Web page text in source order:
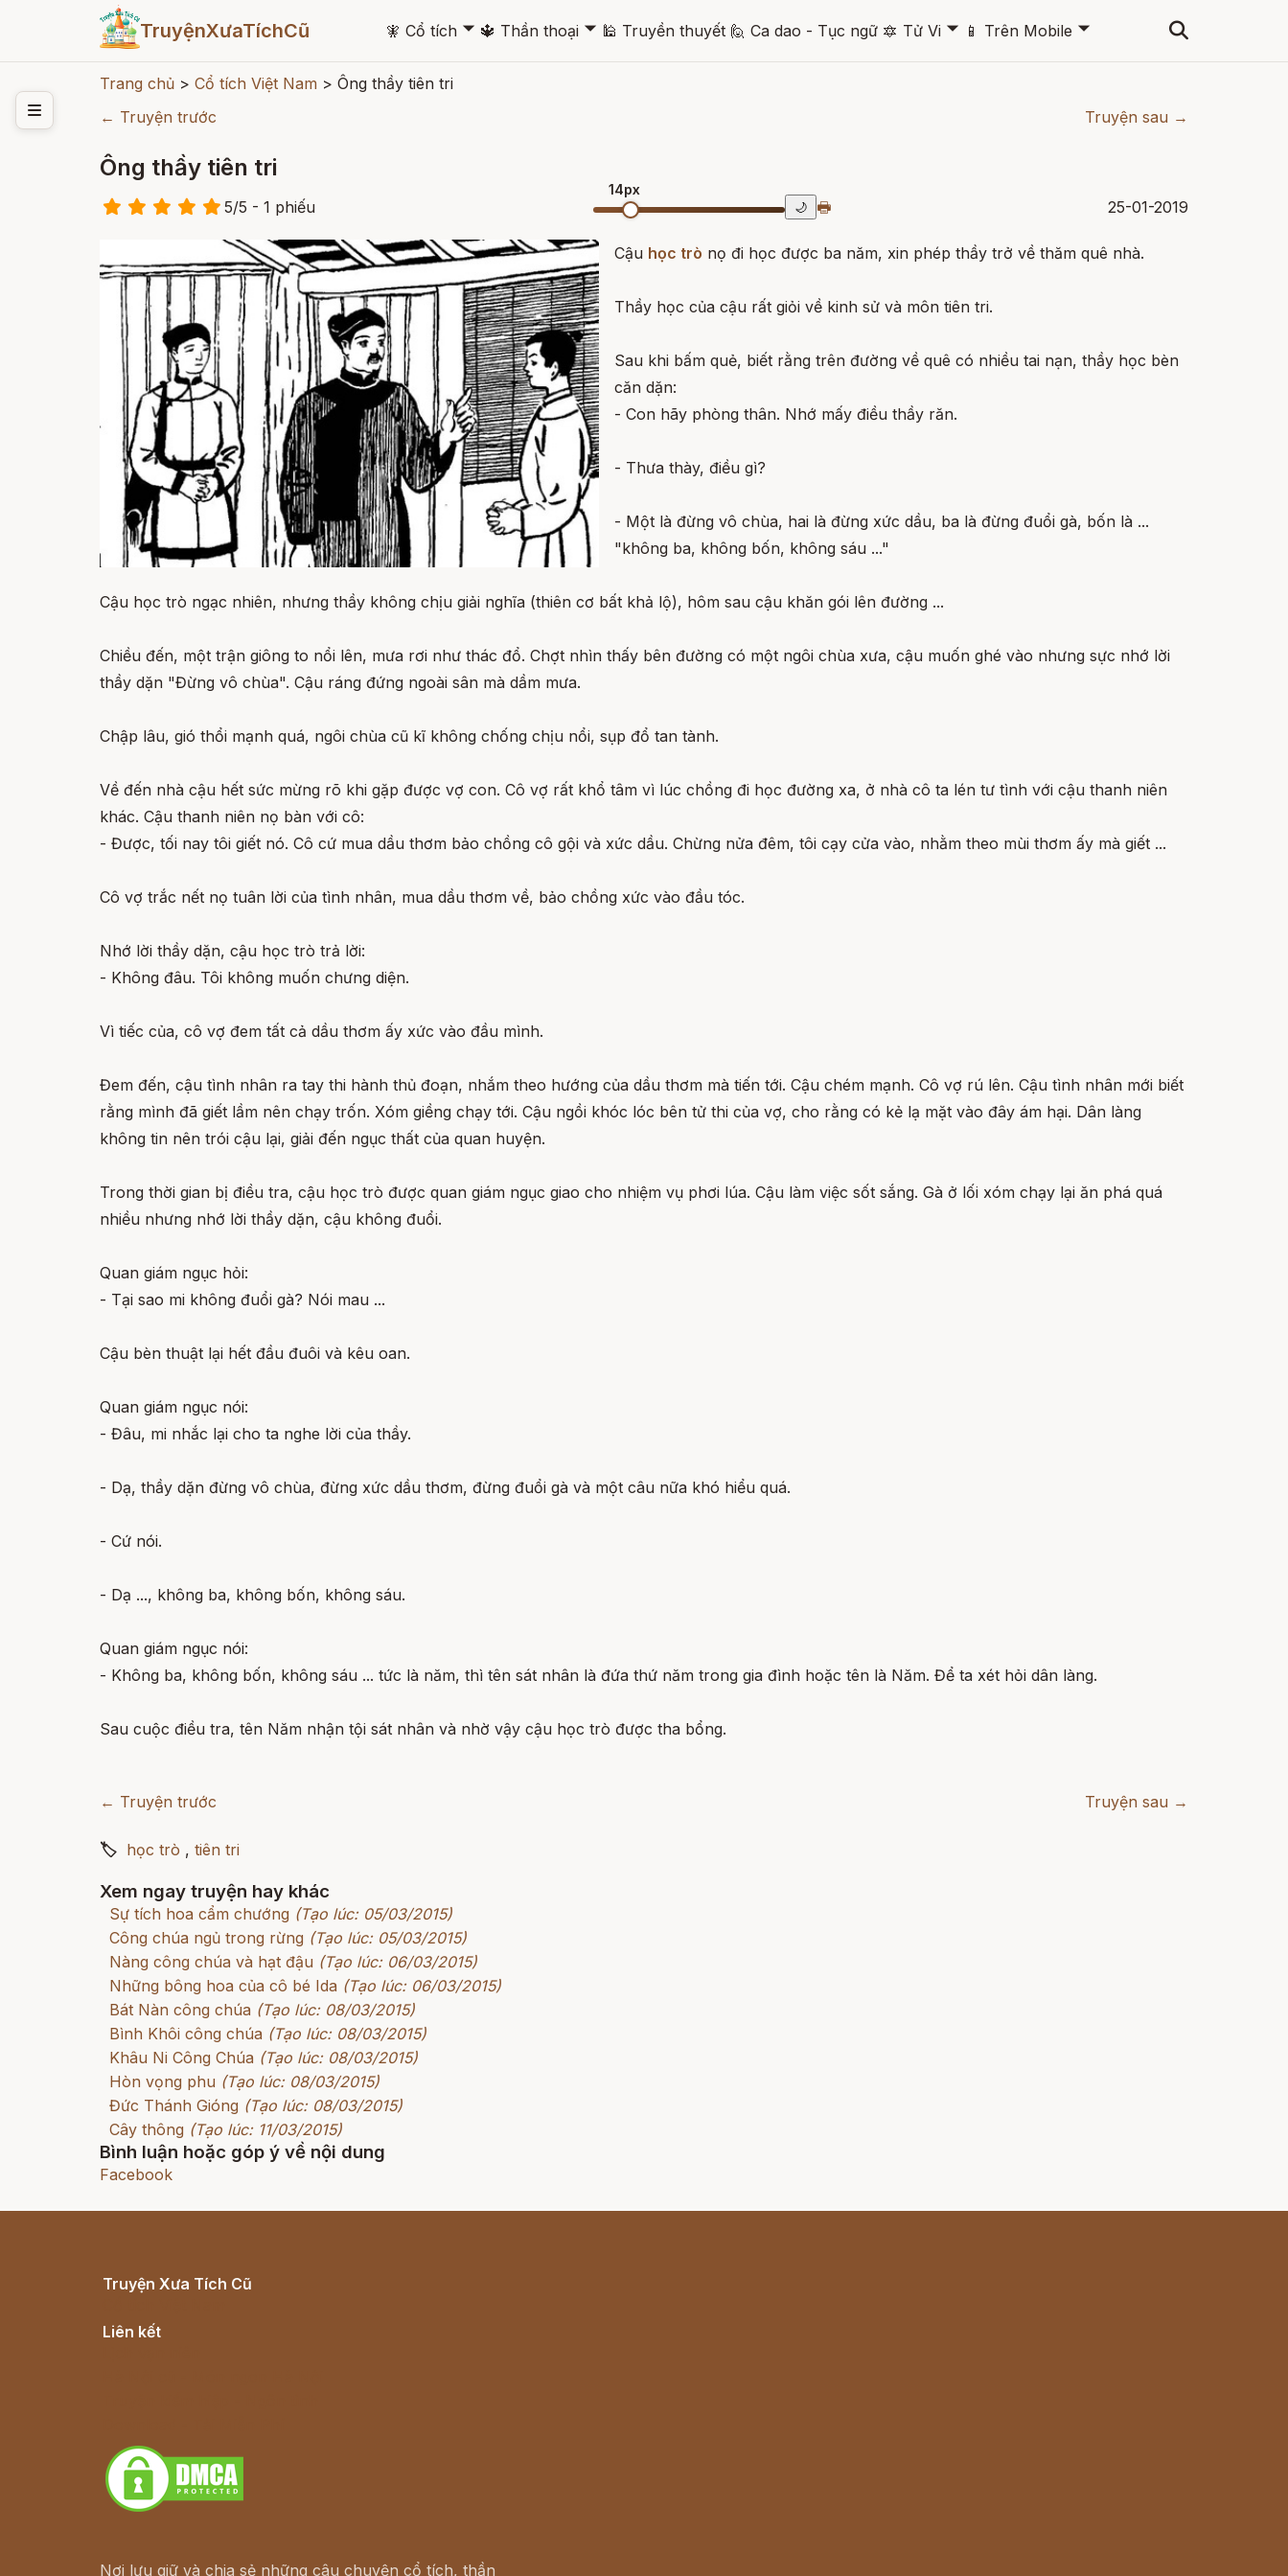
TruyệnXưaTíchCũ 🧚 Cổ tích 🞃 🔱 Thần thoại 🞃 🕌 Truyền thuyết 🙋 Ca dao - Tục ngữ 🔯 Tử Vi 🞃 📱 Trên Mobile 🞃
Trang chủ > Cổ tích Việt Nam > Ông thầy tiên tri
← Truyện trước
Truyện sau →
Ông thầy tiên tri
5/5 - 1 phiếu
14px
🌙 🖶 25-01-2019
Cậu học trò nọ đi học được ba năm, xin phép thầy trở về thăm quê nhà.
Thầy học của cậu rất giỏi về kinh sử và môn tiên tri.
Sau khi bấm quẻ, biết rằng trên đường về quê có nhiều tai nạn, thầy học bèn
căn dặn:
- Con hãy phòng thân. Nhớ mấy điều thầy răn.
- Thưa thày, điều gì?
- Một là đừng vô chùa, hai là đừng xức dầu, ba là đừng đuổi gà, bốn là ...
"không ba, không bốn, không sáu ..."
Cậu học trò ngạc nhiên, nhưng thầy không chịu giải nghĩa (thiên cơ bất khả lộ), hôm sau cậu khăn gói lên đường ...
Chiều đến, một trận giông to nổi lên, mưa rơi như thác đổ. Chợt nhìn thấy bên đường có một ngôi chùa xưa, cậu muốn ghé vào nhưng sực nhớ lời
thầy dặn "Đừng vô chùa". Cậu ráng đứng ngoài sân mà dầm mưa.
Chập lâu, gió thổi mạnh quá, ngôi chùa cũ kĩ không chống chịu nổi, sụp đổ tan tành.
Về đến nhà cậu hết sức mừng rõ khi gặp được vợ con. Cô vợ rất khổ tâm vì lúc chồng đi học đường xa, ở nhà cô ta lén tư tình với cậu thanh niên
khác. Cậu thanh niên nọ bàn với cô:
- Được, tối nay tôi giết nó. Cô cứ mua dầu thơm bảo chồng cô gội và xức dầu. Chừng nửa đêm, tôi cạy cửa vào, nhằm theo mùi thơm ấy mà giết ...
Cô vợ trắc nết nọ tuân lời của tình nhân, mua dầu thơm về, bảo chồng xức vào đầu tóc.
Nhớ lời thầy dặn, cậu học trò trả lời:
- Không đâu. Tôi không muốn chưng diện.
Vì tiếc của, cô vợ đem tất cả dầu thơm ấy xức vào đầu mình.
Đem đến, cậu tình nhân ra tay thi hành thủ đoạn, nhắm theo hướng của dầu thơm mà tiến tới. Cậu chém mạnh. Cô vợ rú lên. Cậu tình nhân mới biết
rằng mình đã giết lầm nên chạy trốn. Xóm giềng chạy tới. Cậu ngồi khóc lóc bên tử thi của vợ, cho rằng có kẻ lạ mặt vào đây ám hại. Dân làng
không tin nên trói cậu lại, giải đến ngục thất của quan huyện.
Trong thời gian bị điều tra, cậu học trò được quan giám ngục giao cho nhiệm vụ phơi lúa. Cậu làm việc sốt sắng. Gà ở lối xóm chạy lại ăn phá quá
nhiều nhưng nhớ lời thầy dặn, cậu không đuổi.
Quan giám ngục hỏi:
- Tại sao mi không đuổi gà? Nói mau ...
Cậu bèn thuật lại hết đầu đuôi và kêu oan.
Quan giám ngục nói:
- Đâu, mi nhắc lại cho ta nghe lời của thầy.
- Dạ, thầy dặn đừng vô chùa, đừng xức dầu thơm, đừng đuổi gà và một câu nữa khó hiểu quá.
- Cứ nói.
- Dạ ..., không ba, không bốn, không sáu.
Quan giám ngục nói:
- Không ba, không bốn, không sáu ... tức là năm, thì tên sát nhân là đứa thứ năm trong gia đình hoặc tên là Năm. Để ta xét hỏi dân làng.
Sau cuộc điều tra, tên Năm nhận tội sát nhân và nhờ vậy cậu học trò được tha bổng.
← Truyện trước Truyện sau →
🏷 học trò , tiên tri
Xem ngay truyện hay khác
Sự tích hoa cẩm chướng (Tạo lúc: 05/03/2015)
Công chúa ngủ trong rừng (Tạo lúc: 05/03/2015)
Nàng công chúa và hạt đậu (Tạo lúc: 06/03/2015)
Những bông hoa của cô bé Ida (Tạo lúc: 06/03/2015)
Bát Nàn công chúa (Tạo lúc: 08/03/2015)
Bình Khôi công chúa (Tạo lúc: 08/03/2015)
Khâu Ni Công Chúa (Tạo lúc: 08/03/2015)
Hòn vọng phu (Tạo lúc: 08/03/2015)
Đức Thánh Gióng (Tạo lúc: 08/03/2015)
Cây thông (Tạo lúc: 11/03/2015)
Bình luận hoặc góp ý về nội dung
Facebook
Truyện Xưa Tích Cũ
Liên kết
Nơi lưu giữ và chia sẻ những câu chuyện cổ tích, thần